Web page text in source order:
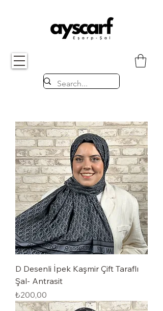
D Desenli İpek Kaşmir Çift Taraflı
Şal- Antrasit
Fiyat
₺200,00